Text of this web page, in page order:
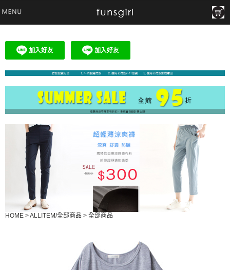
HOME >ALLITEM/全部商品 > 全部商品